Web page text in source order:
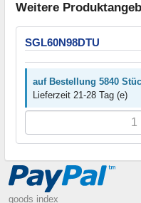
Weitere
SGL60N98DTU
auf Bestellung 5840
Lieferzeit 21-28 Tag (e)
goods index